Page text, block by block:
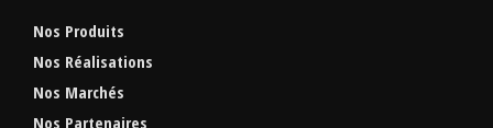
Nos Produits
Nos Réalisations
Nos Marchés
Nos Partenaires